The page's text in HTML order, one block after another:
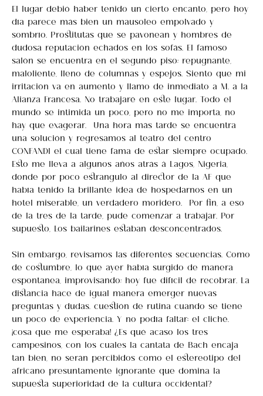
El lugar debió haber tenido un cierto encanto, pero hoy
día parece más bien un mausoleo empolvado y
sombrío. Prostitutas que se pavonean y hombres de
dudosa reputación echados en los sofás. El famoso
salón se encuentra en el segundo piso; repugnante,
maloliente, lleno de columnas y espejos. Siento que mi
irritación va en aumento y llamo de inmediato a M. a la
Alianza Francesa. No trabajaré en este lugar. Todo el
mundo se intimida un poco, pero no me importa, no
hay que exagerar. Una hora más tarde se encuentra
una solución y regresamos al teatro del centro
CONFANDI el cual tiene fama de estar siempre ocupado.
Esto me lleva a algunos años atrás à Lagos, Nigeria,
donde por poco estrangulo al director de la AF que
había tenido la brillante idea de hospedarnos en un
hotel miserable, un verdadero moridero. Por fin, a eso
de la tres de la tarde, pude comenzar a trabajar. Por
supuesto, Los bailarines estaban desconcentrados.
Sin embargo, revisamos las diferentes secuencias. Como
de costumbre, lo que ayer había surgido de manera
espontanea, improvisando; hoy fue difícil de recobrar. La
distancia hace de igual manera emerger nuevas
preguntas y dudas… cuestión de rutina cuando se tiene
un poco de experiencia. Y no podía faltar: el cliché…
¡cosa que me esperaba! ¿Es qué acaso los tres
campesinos, con los cuales la cantata de Bach encaja
tan bien, no serán percibidos como el estereotipo del
africano presuntamente ignorante que domina la
supuesta superioridad de la cultura occidental?